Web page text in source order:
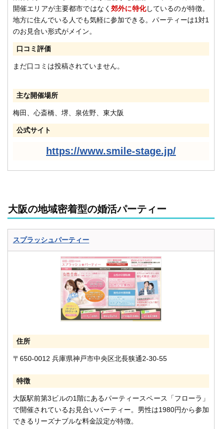
開催エリアが主要都市ではなく郊外に特化しているのが特徴。
地方に住んでいる人でも気軽に参加できる。パーティーは1対1
のお見合い形式がメイン。
口コミ評価
まだ口コミは投稿されていません。
主な開催場所
梅田、心斎橋、堺、泉佐野、東大阪
公式サイト
https://www.smile-stage.jp/
大阪の地域密着型の婚活パーティー
スプラッシュパーティー
住所
〒650-0012 兵庫県神戸市中央区北長狭通2-30-55
特徴
大阪駅前第3ビルの1階にあるパーティースペース「フローラ」
で開催されているお見合いパーティー。男性は1980円から参加
できるリーズナブルな料金設定が特徴。